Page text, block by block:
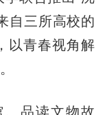
自三所高校的
以青春视角解
品读文物故